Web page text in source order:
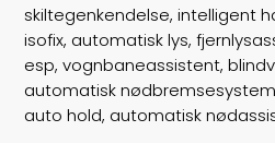
skiltegenkendelse, intelligent
isofix, automatisk lys,
esp, vognbaneassistent,
automatisk
auto hold, automatisk